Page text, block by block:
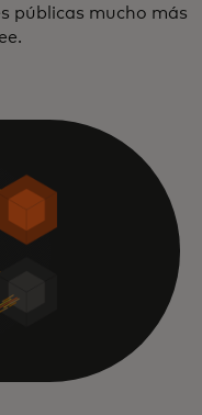
públicas mucho más